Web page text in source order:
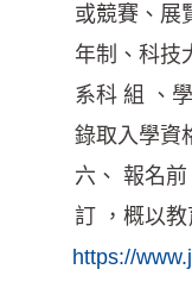
或競賽、展
年制、科技
系科 組 、
錄取入學資
六、 報名
訂 ，概以教
https://